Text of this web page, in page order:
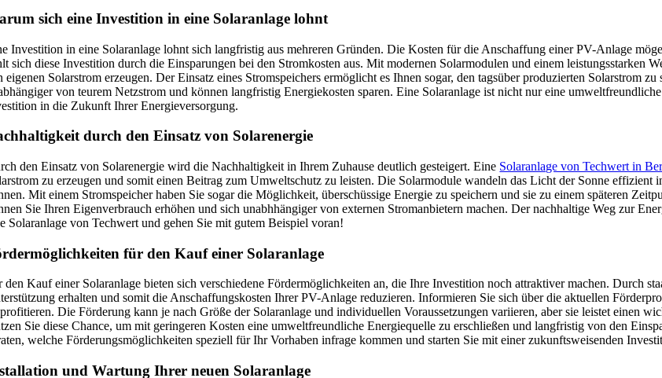
sich eine Investition in eine Solaranlage lohnt
Investition in eine Solaranlage lohnt sich langfristig aus mehreren Gründen. Die Kosten für die Anschaffung einer PV-Anlage
sich diese Investition durch die Einsparungen bei den Stromkosten aus. Mit modernen Solarmodulen und einem leistungsstarken
eigenen Solarstrom erzeugen. Der Einsatz eines Stromspeichers ermöglicht es Ihnen sogar, den tagsüber produzierten Solarstrom
von teurem Netzstrom und können langfristig Energiekosten sparen. Eine Solaranlage ist nicht nur eine
in die Zukunft Ihrer Energieversorgung.
durch den Einsatz von Solarenergie
den Einsatz von Solarenergie wird die Nachhaltigkeit in Ihrem Zuhause deutlich gesteigert. Eine Solaranlage von Techwert in
zu erzeugen und somit einen Beitrag zum Umweltschutz zu leisten. Die Solarmodule wandeln das Licht der Sonne effizient
Mit einem Stromspeicher haben Sie sogar die Möglichkeit, überschüssige Energie zu speichern und sie zu einem späteren
Sie Ihren Eigenverbrauch erhöhen und sich unabhhängiger von externen Stromanbietern machen. Der nachhaltige Weg zur
Solaranlage von Techwert und gehen Sie mit gutem Beispiel voran!
für den Kauf einer Solaranlage
den Kauf einer Solaranlage bieten sich verschiedene Fördermöglichkeiten an, die Ihre Investition noch attraktiver machen. Durch
erhalten und somit die Anschaffungskosten Ihrer PV-Anlage reduzieren. Informieren Sie sich über die aktuellen
Die Förderung kann je nach Größe der Solaranlage und individuellen Voraussetzungen variieren, aber sie leistet einen
Sie diese Chance, um mit geringeren Kosten eine umweltfreundliche Energiequelle zu erschließen und langfristig von den
welche Förderungsmöglichkeiten speziell für Ihr Vorhaben infrage kommen und starten Sie mit einer zukunftsweisenden
und Wartung Ihrer neuen Solaranlage